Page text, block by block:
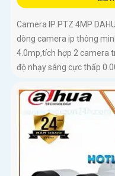
Camera IP PTZ 4MP
dòng camera ip thông
4.0mp,tích hợp 2 camera
độ nhạy sáng cực thấp